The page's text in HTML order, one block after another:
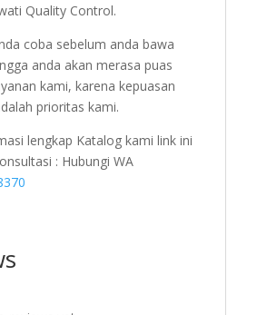
Quality Control.
coba sebelum anda bawa
anda akan merasa puas
kami, karena kepuasan
prioritas kami.
lengkap Katalog kami link ini
: Hubungi WA